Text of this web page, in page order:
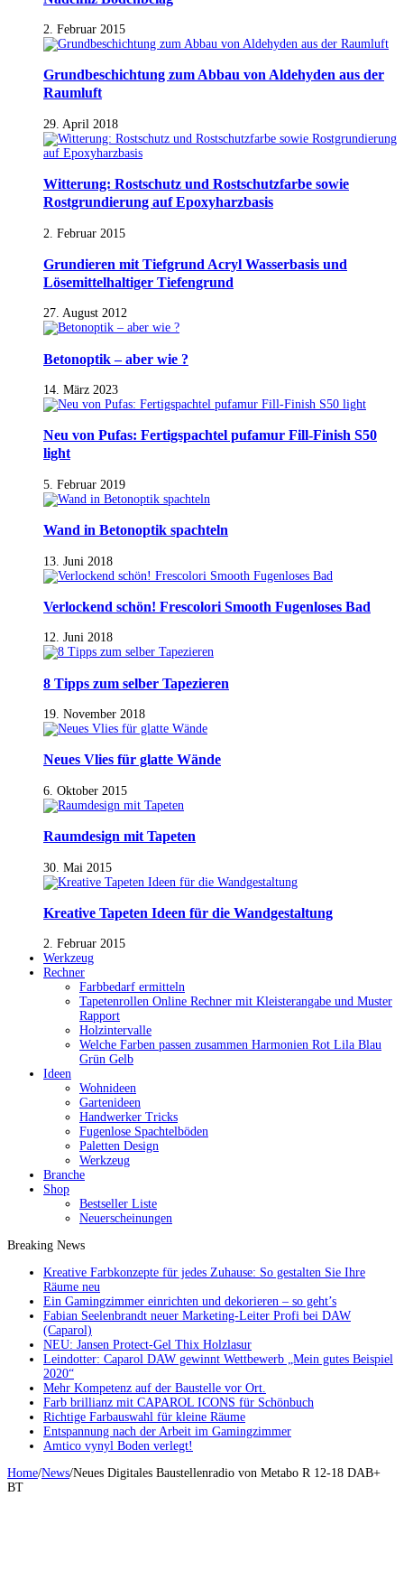
2. Februar 2015
Grundbeschichtung zum Abbau von Aldehyden aus der
Raumluft
29. April 2018
Witterung: Rostschutz und Rostschutzfarbe sowie
Rostgrundierung auf Epoxyharzbasis
2. Februar 2015
Grundieren mit Tiefgrund Acryl Wasserbasis und
Lösemittelhaltiger Tiefengrund
27. August 2012
Betonoptik – aber wie ?
14. März 2023
Neu von Pufas: Fertigspachtel pufamur Fill-Finish S50
light
5. Februar 2019
Wand in Betonoptik spachteln
13. Juni 2018
Verlockend schön! Frescolori Smooth Fugenloses Bad
12. Juni 2018
8 Tipps zum selber Tapezieren
19. November 2018
Neues Vlies für glatte Wände
6. Oktober 2015
Raumdesign mit Tapeten
30. Mai 2015
Kreative Tapeten Ideen für die Wandgestaltung
2. Februar 2015
Werkzeug
Rechner
Farbbedarf ermitteln
Tapetenrollen Online Rechner mit Kleisterangabe und Muster
Rapport
Holzintervalle
Welche Farben passen zusammen Harmonien Rot Lila Blau
Grün Gelb
Ideen
Wohnideen
Gartenideen
Handwerker Tricks
Fugenlose Spachtelböden
Paletten Design
Werkzeug
Branche
Shop
Bestseller Liste
Neuerscheinungen
Breaking News
Kreative Farbkonzepte für jedes Zuhause: So gestalten Sie Ihre
Räume neu
Ein Gamingzimmer einrichten und dekorieren – so geht’s
Fabian Seelenbrandt neuer Marketing-Leiter Profi bei DAW
(Caparol)
NEU: Jansen Protect-Gel Thix Holzlasur
Leindotter: Caparol DAW gewinnt Wettbewerb „Mein gutes Beispiel
2020“
Mehr Kompetenz auf der Baustelle vor Ort.
Farb brillianz mit CAPAROL ICONS für Schönbuch
Richtige Farbauswahl für kleine Räume
Entspannung nach der Arbeit im Gamingzimmer
Amtico vynyl Boden verlegt!
Home/News/Neues Digitales Baustellenradio von Metabo R 12-18 DAB+
BT